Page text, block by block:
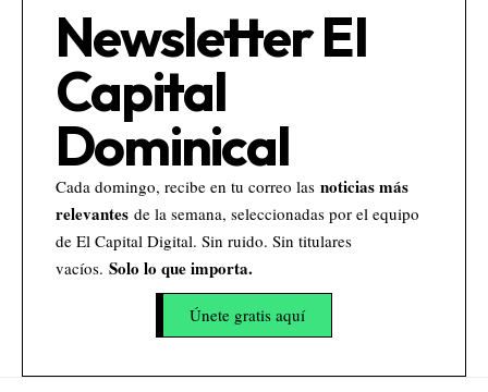
Newsletter El
Capital
Dominical
Cada domingo, recibe en tu correo las noticias más
relevantes de la semana, seleccionadas por el equipo
de El Capital Digital. Sin ruido. Sin titulares
vacíos. Solo lo que importa.
Únete gratis aquí